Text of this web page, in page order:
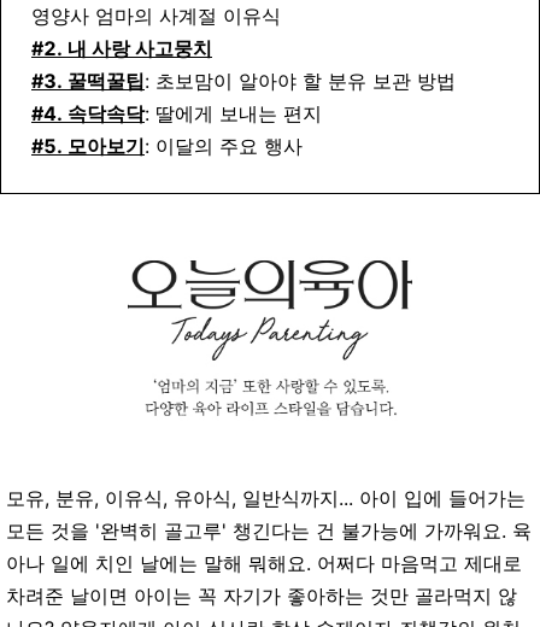
영양사 엄마의 사계절 이유식
#2. 내 사랑 사고뭉치
#3. 꿀떡꿀팁: 초보맘이 알아야 할 분유 보관 방법
#4. 속닥속닥: 딸에게 보내는 편지
#5. 모아보기: 이달의 주요 행사
모유, 분유, 이유식, 유아식, 일반식까지... 아이 입에 들어가는
모든 것을 '완벽히 골고루' 챙긴다는 건 불가능에 가까워요. 육
아나 일에 치인 날에는 말해 뭐해요. 어쩌다 마음먹고 제대로
차려준 날이면 아이는 꼭 자기가 좋아하는 것만 골라먹지 않